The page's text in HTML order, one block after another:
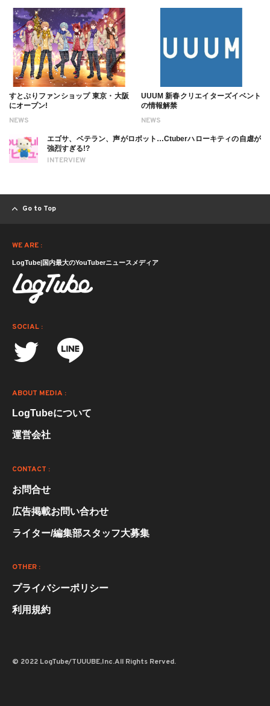
NEWS
すとぷりファンショップ 東京・大阪
にオープン!
NEWS
UUUM 新春クリエイターズイベント
の情報解禁
INTERVIEW
エゴサ、ベテラン、声がロボット…Ctuberハローキティの自虐が
強烈すぎる!?
Go to Top
WE ARE :
LogTube|国内最大のYouTuberニュースメディア
SOCIAL :
ABOUT MEDIA :
LogTubeについて
運営会社
CONTACT :
お問合せ
広告掲載お問い合わせ
ライター/編集部スタッフ大募集
OTHER :
プライバシーポリシー
利用規約
© 2022 LogTube/TUUUBE,Inc.All Rights Rerved.